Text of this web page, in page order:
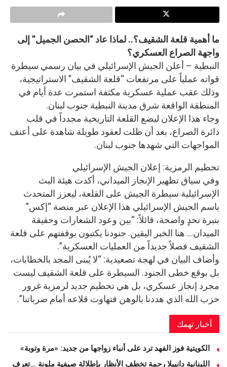
ما أهمية قلعة الشقيف؟.. لماذا عاد “الحصن الجميل” إلى
واجهة الصراع العسكري؟
النبطية – أعلن الجيش الإسرائيلي في بيان رسمي سيطرة
قواته عملياً على مرتفعات “قلعة الشقيف” الاستراتيجية،
وذلك عقب عملية عسكرية مكثفة استمرت عدة أيام في
المنطقة الواقعة شرق مدينة النبطية جنوب لبنان.
وجاء هذا الإعلان ليضع القلعة التاريخية مجدداً في قلب
دائرة الصراع، بعد أن ظلت لعقود طويلة شاهدة على أعنف
المواجهات التي شهدها جنوب لبنان.
تحطيم الرمزية: إعلان الجيش الإسرائيلي
وفي سياق تظهير الإنجاز الميداني، أكدت هيئة البث
الإسرائيلية سيطرة الجيش على القلعة، ليعزز المتحدث
باسم الجيش الإسرائيلي هذا الإعلان عبر منصة “إكس”
بنبرة تحدٍ واضحة، قائلاً: “بين وعود الشعارات وحقيقة
الميدان… هنا الخبر اليقين. جنودنا يكتبون بوقفتهم على قلعة
الشقيف فصلاً جديداً من العمليات العسكرية”.
وأضاف البيان في لهجة تصعيدية: “لا يُبنى المجد بالخطابات،
بل بوقع خطى الجنود. السيطرة على قلعة الشقيف ليست
مجرد إنجاز عسكري، بل هي تحطيم جديد لرمزية غرور
حزب الله الذي هددنا بالوهن فتهاوت قلاعه أمام ضرباتنا”.
أخبار تهمك
الكويتية فوز الفهد ترد على أنباء زواجها من جديد: «مرة وتوبة» ‏
اللبنانية دانييلا رحمة تخطف الأنظار بإطلالة صيفية ملونة …تعرف